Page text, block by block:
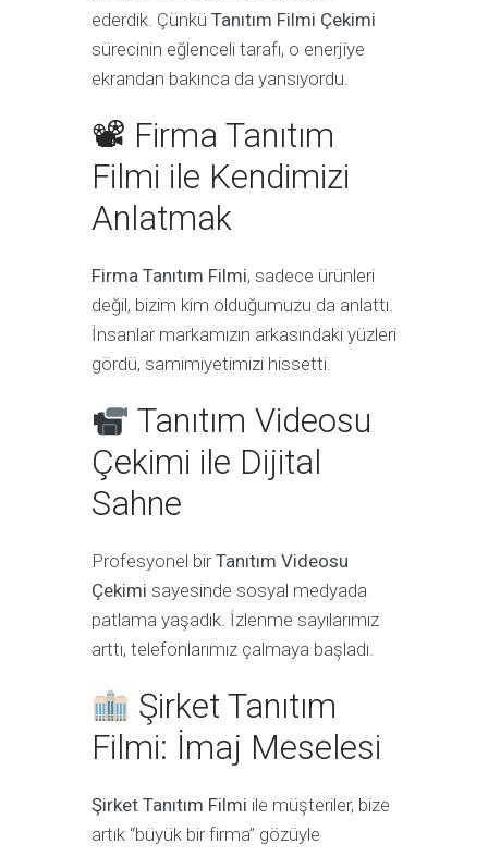
ederdik. Çünkü Tanıtım Filmi Çekimi
sürecinin eğlenceli tarafı, o enerjiye
ekrandan bakınca da yansıyordu.
📽 Firma Tanıtım
Filmi ile Kendimizi
Anlatmak
Firma Tanıtım Filmi, sadece ürünleri
değil, bizim kim olduğumuzu da anlattı.
İnsanlar markamızın arkasındaki yüzleri
gördü, samimiyetimizi hissetti.
Tanıtım Videosu
Çekimi ile Dijital
Sahne
Profesyonel birTanıtım Videosu
Çekimi sayesinde sosyal medyada
patlama yaşadık. İzlenme sayılarımız
arttı, telefonlarımız çalmaya başladı.
Şirket Tanıtım
Filmi: İmaj Meselesi
Şirket Tanıtım Filmi ile müşteriler, bize
artık “büyük bir firma” gözüyle